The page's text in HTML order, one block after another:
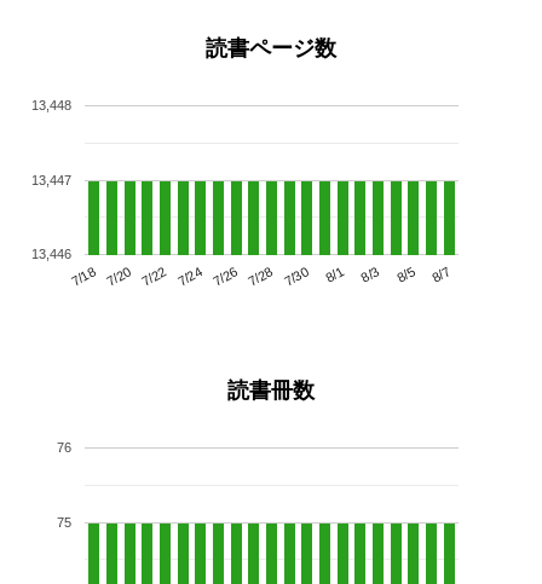
読書ページ数
7/18 7/20 7/22 7/24 7/26 7/28 7/30 8/1 8/3 8/5 8/7
13,446
13,447
13,448
読書冊数
75
76